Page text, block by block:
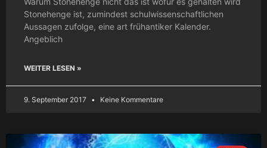
Stonehenge ist, zumindest schulwissenschaftlichen
Aussagen zufolge, eine art frühantiker Kalender.
Angeblich
WEITER LESEN »
9. September 2017 Keine Kommentare